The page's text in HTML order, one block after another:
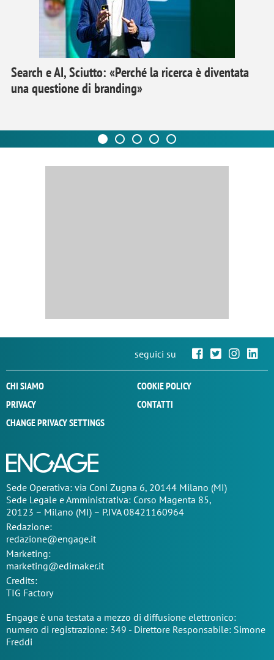
Search e AI, Sciutto: «Perché la ricerca è diventata
una questione di branding»
seguici su
CHI SIAMO
COOKIE POLICY
PRIVACY
CONTATTI
CHANGE PRIVACY SETTINGS
Sede Operativa: via Coni Zugna 6, 20144 Milano (MI)
Sede Legale e Amministrativa: Corso Magenta 85,
20123 – Milano (MI) – P.IVA 08421160964
Redazione:
redazione@engage.it
Marketing:
marketing@edimaker.it
Credits:
TIG Factory
Engage è una testata a mezzo di diffusione elettronico:
numero di registrazione: 349 - Direttore Responsabile: Simone
Freddi